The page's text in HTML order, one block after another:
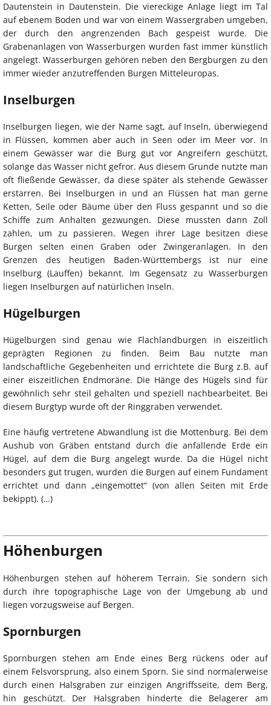
Dautenstein in Dautenstein. Die viereckige Anlage liegt im Tal
auf ebenem Boden und war von einem Wassergraben umgeben,
der durch den angrenzenden Bach gespeist wurde. Die
Grabenanlagen von Wasserburgen wurden fast immer künstlich
angelegt. Wasserburgen gehören neben den Bergburgen zu den
immer wieder anzutreffenden Burgen Mitteleuropas.
Inselburgen
Inselburgen liegen, wie der Name sagt, auf Inseln, überwiegend
in Flüssen, kommen aber auch in Seen oder im Meer vor. In
einem Gewässer war die Burg gut vor Angreifern geschützt,
solange das Wasser nicht gefror. Aus diesem Grunde nutzte man
oft fließende Gewässer, da diese später als stehende Gewässer
erstarren. Bei Inselburgen in und an Flüssen hat man gerne
Ketten, Seile oder Bäume über den Fluss gespannt und so die
Schiffe zum Anhalten gezwungen. Diese mussten dann Zoll
zahlen, um zu passieren. Wegen ihrer Lage besitzen diese
Burgen selten einen Graben oder Zwingeranlagen. In den
Grenzen des heutigen Baden-Württembergs ist nur eine
Inselburg (Lauffen) bekannt. Im Gegensatz zu Wasserburgen
liegen Inselburgen auf natürlichen Inseln.
Hügelburgen
Hügelburgen sind genau wie Flachlandburgen in eiszeitlich
geprägten Regionen zu finden. Beim Bau nutzte man
landschaftliche Gegebenheiten und errichtete die Burg z.B. auf
einer eiszeitlichen Endmoräne. Die Hänge des Hügels sind für
gewöhnlich sehr steil gehalten und speziell nachbearbeitet. Bei
diesem Burgtyp wurde oft der Ringgraben verwendet.
Eine häufig vertretene Abwandlung ist die Mottenburg. Bei dem
Aushub von Gräben entstand durch die anfallende Erde ein
Hügel, auf dem die Burg angelegt wurde. Da die Hügel nicht
besonders gut trugen, wurden die Burgen auf einem Fundament
errichtet und dann „eingemottet“ (von allen Seiten mit Erde
bekippt). (…)
Höhenburgen
Höhenburgen stehen auf höherem Terrain. Sie sondern sich
durch ihre topographische Lage von der Umgebung ab und
liegen vorzugsweise auf Bergen.
Spornburgen
Spornburgen stehen am Ende eines Berg rückens oder auf
einem Felsvorsprung, also einem Sporn. Sie sind normalerweise
durch einen Halsgraben zur einzigen Angriffsseite, dem Berg,
hin geschützt. Der Halsgraben hinderte die Belagerer am